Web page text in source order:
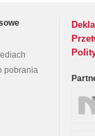
pobrania